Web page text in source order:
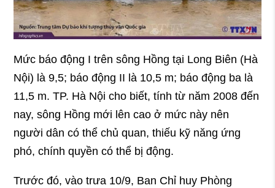
Mức báo động I trên sông Hồng tại Long Biên (Hà
Nội) là 9,5; báo động II là 10,5 m; báo động ba là
11,5 m. TP. Hà Nội cho biết, tính từ năm 2008 đến
nay, sông Hồng mới lên cao ở mức này nên
người dân có thể chủ quan, thiếu kỹ năng ứng
phó, chính quyền có thể bị động.
Trước đó, vào trưa 10/9, Ban Chỉ huy Phòng